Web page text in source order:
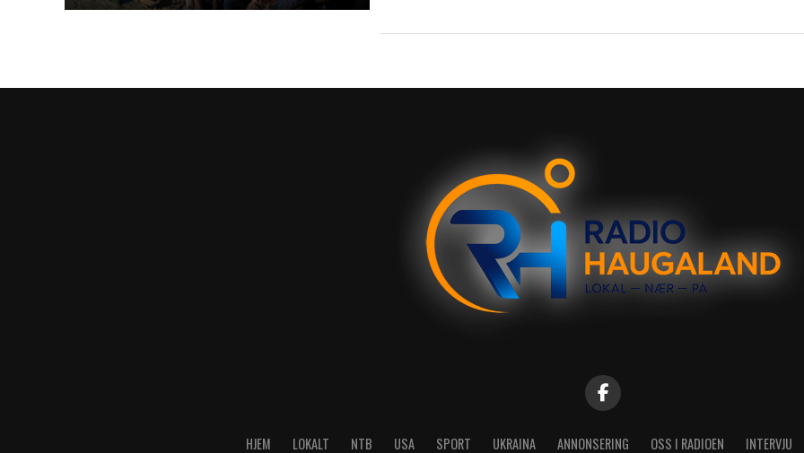
HJEM LOKALT NTB USA SPORT UKRAINA ANNONSERING OSS I RADIOEN INTERVJU